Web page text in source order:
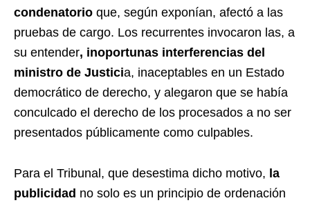
condenatorio que, según exponían, afectó a las
pruebas de cargo. Los recurrentes invocaron las, a
su entender, inoportunas interferencias del
ministro de Justicia, inaceptables en un Estado
democrático de derecho, y alegaron que se había
conculcado el derecho de los procesados a no ser
presentados públicamente como culpables.
Para el Tribunal, que desestima dicho motivo, la
publicidad no solo es un principio de ordenación